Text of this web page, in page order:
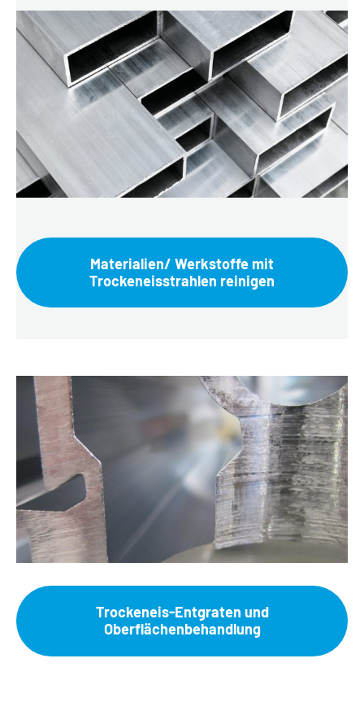
Materialien/ Werkstoffe mit
Trockeneisstrahlen reinigen
Trockeneis-Entgraten und
Oberflächenbehandlung